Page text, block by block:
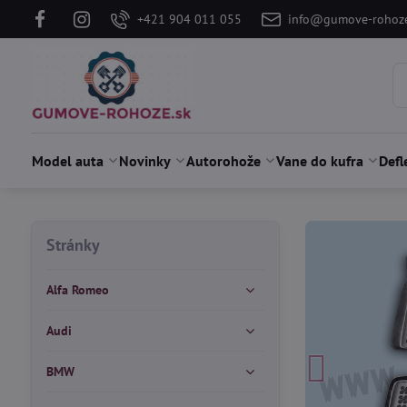
+421 904 011 055 info@gumove-
Model auta Novinky Autorohože Vane do kufra
Stránky
Alfa Romeo
Audi
BMW